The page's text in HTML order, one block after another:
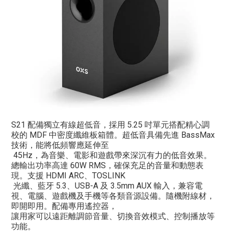
S21 配備獨立有線超低音，採用 5.25 吋單元搭配精心調
校的 MDF 中密度纖維板箱體。超低音具備先進 BassMax
技術，能將低頻響應延伸至
45Hz，為音樂、電影和遊戲帶來深沉有力的低音效果。
總輸出功率高達 60W RMS，確保充足的音量和動態表
現。 支援 HDMI ARC、TOSLINK
光纖、藍牙 5.3、USB-A 及 3.5mm AUX 輸入，兼容電
視、電腦、遊戲機及手機等各類音源設備。隨機附線材，
即開即用。配備專用遙控器，
讓用家可以遠距離調節音量、切換音效模式、控制播放等
功能。